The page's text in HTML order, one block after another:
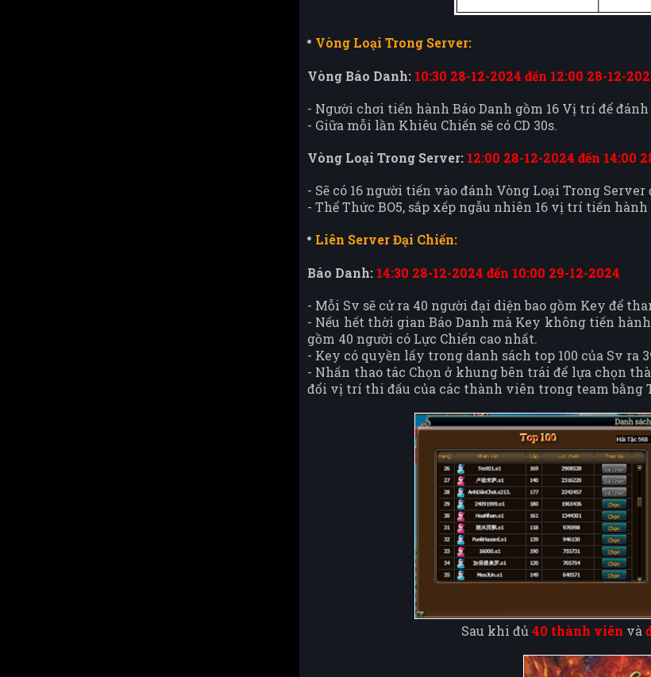
Vòng Loại Trong Server:
Vòng Báo Danh: 10:30 28-12-2024 đến 12:00 28-12-
- Người chơi tiến hành Báo Danh gồm 16 Vị trí để
- Giữa mỗi lần Khiêu Chiến sẽ có CD 30s.
Vòng Loại Trong Server: 12:00 28-12-2024 đến 14:00
- Sẽ có 16 người tiến vào đánh Vòng Loại Trong
- Thể Thức BO5, sắp xếp ngẫu nhiên 16 vị trí tiến
Liên Server Đại Chiến:
Báo Danh: 14:30 28-12-2024 đến 10:00 29-12-2024
- Mỗi Sv sẽ cử ra 40 người đại diện bao gồm Key để
- Nếu hết thời gian Báo Danh mà Key không tiến
gồm 40 người có Lực Chiến cao nhất.
- Key có quyền lấy trong danh sách top 100 của Sv ra
- Nhấn thao tác Chọn ở khung bên trái để lựa chọn
đổi vị trí thi đấu của các thành viên trong team bằng
Sau khi đủ 40 thành viên và